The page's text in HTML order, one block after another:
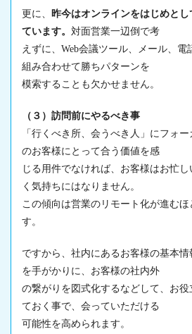
更に、 昨今はオンラインをはじめと
ています。 対面営業一辺倒で考
えずに、Web会議ツール、メール、電
組み合わせて勝ちパターンを
模索することも欠かせません。
（３）訪問前にやるべき事
「行くべき所、会うべき人」にフォ
のお客様にとって合う価値を感
じる用件でなければ、お客様はお忙
く気持ちにはなりません。
この傾向は営業のリモート化が進む
す。
ですから、社内にあるお客様の基本
を手がかりに、お客様の社内外
の繋がりを図式化するなどして、お
ておく事で、会っていただける
可能性を高められます。